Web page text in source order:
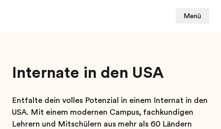
Menü
Internate in den USA
Entfalte dein volles Potenzial in einem Internat in den
USA. Mit einem modernen Campus, fachkundigen
Lehrern und Mitschülern aus mehr als 60 Ländern